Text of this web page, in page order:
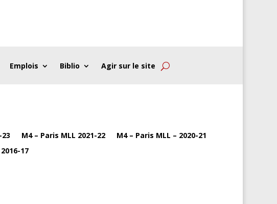
Emplois Biblio Agir sur le site
M4 – Paris MLL 2021-22
M4 – Paris MLL – 2020-21
17